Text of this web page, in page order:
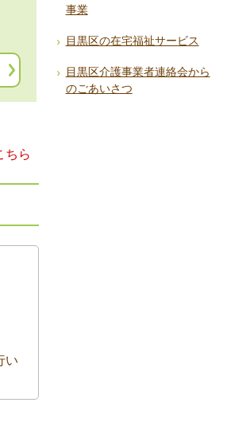
ちら
い
事業
目黒区の在宅福祉サービス
目黒区介護事業者連絡会から
のごあいさつ